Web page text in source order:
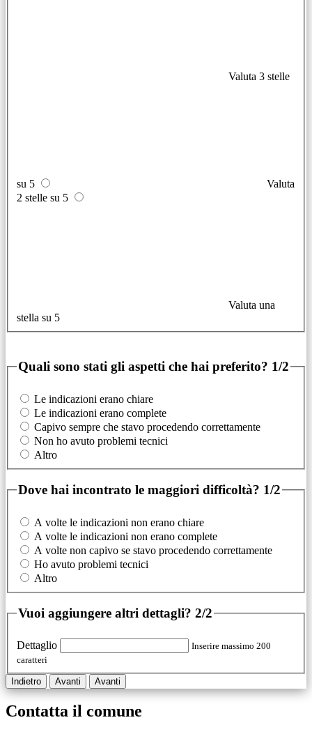
Valuta 3 stelle
su 5
Valuta
2 stelle su 5
Valuta una
stella su 5
Quali sono stati gli aspetti che hai preferito? 1/2
Le indicazioni erano chiare
Le indicazioni erano complete
Capivo sempre che stavo procedendo correttamente
Non ho avuto problemi tecnici
Altro
Dove hai incontrato le maggiori difficoltà? 1/2
A volte le indicazioni non erano chiare
A volte le indicazioni non erano complete
A volte non capivo se stavo procedendo correttamente
Ho avuto problemi tecnici
Altro
Vuoi aggiungere altri dettagli? 2/2
Dettaglio
Inserire massimo 200
caratteri
Indietro Avanti Avanti
Contatta il comune